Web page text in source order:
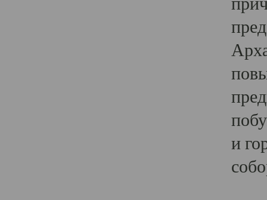
и